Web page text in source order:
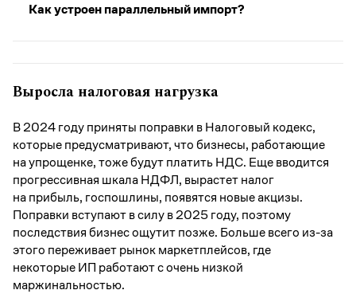
Как устроен параллельный импорт?
Выросла налоговая нагрузка
В 2024 году приняты поправки в Налоговый кодекс,
которые предусматривают, что бизнесы, работающие
на упрощенке, тоже будут платить НДС. Еще вводится
прогрессивная шкала НДФЛ, вырастет налог
на прибыль, госпошлины, появятся новые акцизы.
Поправки вступают в силу в 2025 году, поэтому
последствия бизнес ощутит позже. Больше всего из-за
этого переживает рынок маркетплейсов, где
некоторые ИП работают с очень низкой
маржинальностью.